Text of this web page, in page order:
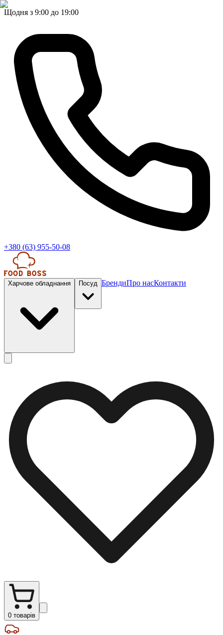
Щодня з 9:00 до 19:00
+380 (63) 955-50-08
Харчове обладнання Посуд БрендиПро насКонтакти
0 товарів